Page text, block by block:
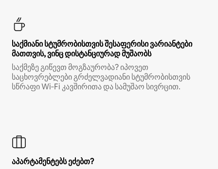
საქმიანი სტუმრობისთვის შესაფერისი ვარიანტები
მათთვის, ვინც დისტანციურად მუშაობს
საქმეზე გიწევთ მოგზაურობა? იპოვეთ
საცხოვრებლები გრძელვადიანი სტუმრობისთვის
სწრაფი Wi‑Fi კავშირითა და სამუშაო სივრცით.
აპარტამენტებს ეძებთ?